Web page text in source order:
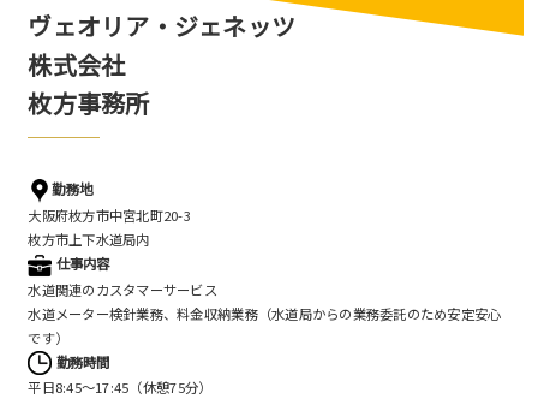
ヴェオリア・ジェネッツ
株式会社
枚方事務所
勤務地
大阪府枚方市中宮北町20-3
枚方市上下水道局内
仕事内容
水道関連のカスタマーサービス
水道メーター検針業務、料金収納業務（水道局からの業務委託のため安定安心
です）
勤務時間
平日8:45〜17:45（休憩75分）